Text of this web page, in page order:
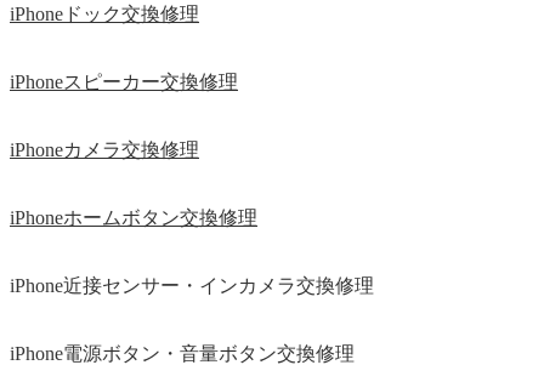
iPhoneドック交換修理
iPhoneスピーカー交換修理
iPhoneカメラ交換修理
iPhoneホームボタン交換修理
iPhone近接センサー・インカメラ交換修理
iPhone電源ボタン・音量ボタン交換修理